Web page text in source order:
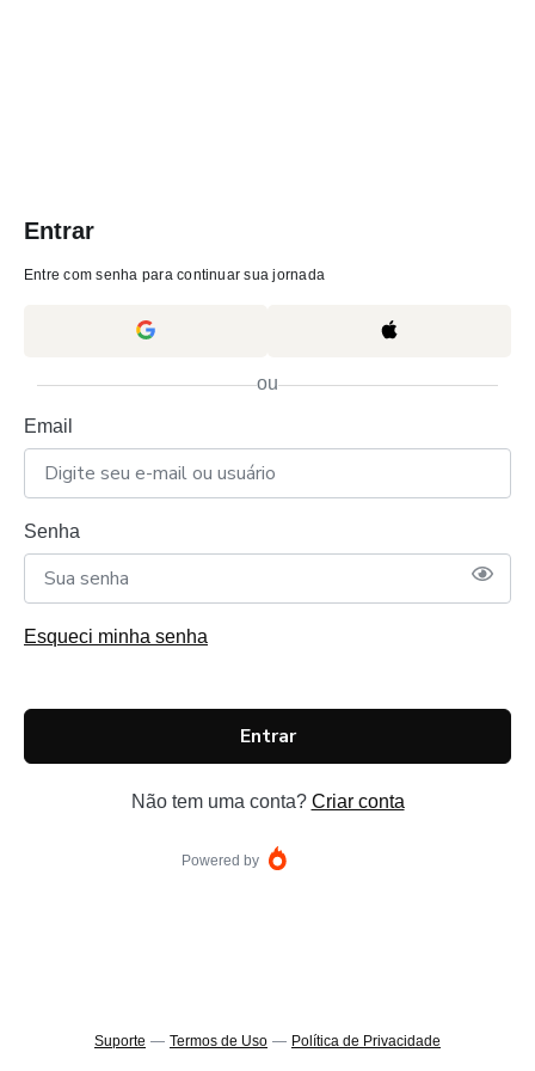
Entrar
Entre com senha para continuar sua jornada
ou
Email
Senha
Esqueci minha senha
Entrar
Não tem uma conta? Criar conta
Powered by
Suporte — Termos de Uso — Política de Privacidade